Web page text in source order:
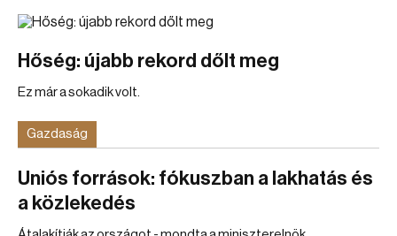
Hőség: újabb rekord dőlt meg
Ez már a sokadik volt.
Gazdaság
Uniós források: fókuszban a lakhatás és
a közlekedés